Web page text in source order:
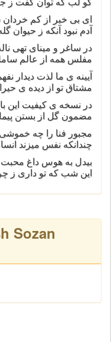
کو لب که توان گفت ز
ای بی خبر از کم
آدم نبود آنکه ز حیوان
در ساغر و مینای تهی
مفلس همه از عالم
آیینه ی ما لذت دیدار
مشتاق تو از دیده ی
در نسخه ی کیفیت این
مضمون گل از بستن
مجبور فنا را چه
چندانکه نفس میزند
بیدل به هوس داغ
این شب که تو داری ز
Sozan